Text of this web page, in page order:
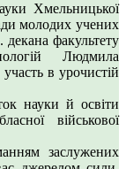
Хмельницької
молодих учених
факультету
Людмила
в урочистій
науки й освіти
військової
заслужених